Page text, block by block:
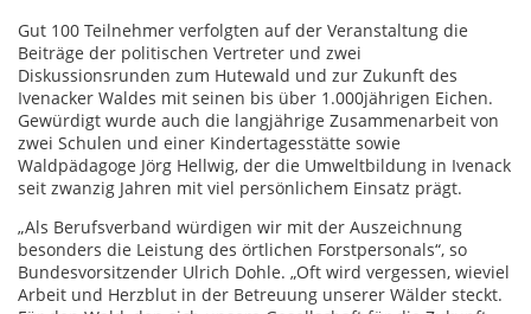
Gut 100 Teilnehmer verfolgten auf der Veranstaltung die
Beiträge der politischen Vertreter und zwei
Diskussionsrunden zum Hutewald und zur Zukunft des
Ivenacker Waldes mit seinen bis über 1.000jährigen Eichen.
Gewürdigt wurde auch die langjährige Zusammenarbeit von
zwei Schulen und einer Kindertagesstätte sowie
Waldpädagoge Jörg Hellwig, der die Umweltbildung in Ivenack
seit zwanzig Jahren mit viel persönlichem Einsatz prägt.
„Als Berufsverband würdigen wir mit der Auszeichnung
besonders die Leistung des örtlichen Forstpersonals“, so
Bundesvorsitzender Ulrich Dohle. „Oft wird vergessen, wieviel
Arbeit und Herzblut in der Betreuung unserer Wälder steckt.